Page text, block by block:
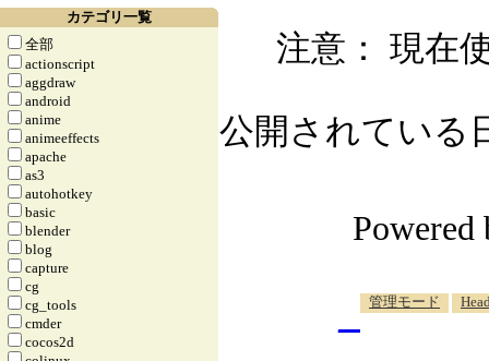
カテゴリ一覧
全部
actionscript
aggdraw
android
anime
animeeffects
apache
as3
autohotkey
basic
blender
blog
capture
cg
cg_tools
cmder
cocos2d
注意： 現在
公開されている
管理モード